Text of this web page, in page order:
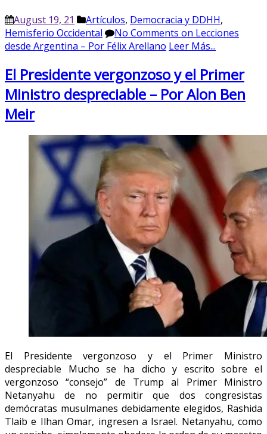
August 19, 21 Artículos, Democracia y DDHH,
Hemisferio Occidental
No Comments on Lecciones
desde Argentina – Por Félix Arellano Leer Más...
El Presidente vergonzoso y el Primer
Ministro despreciable – Por Alon Ben
Meir
El Presidente vergonzoso y el Primer Ministro
despreciable Mucho se ha dicho y escrito sobre el
vergonzoso “consejo” de Trump al Primer Ministro
Netanyahu de no permitir que dos congresistas
demócratas musulmanes debidamente elegidos, Rashida
Tlaib e Ilhan Omar, ingresen a Israel. Netanyahu, como